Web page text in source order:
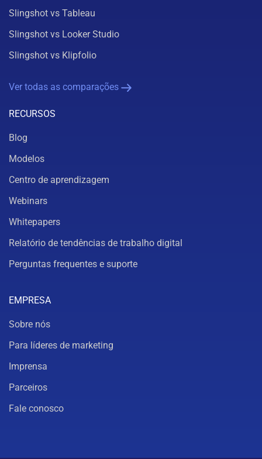
Slingshot vs Tableau
Slingshot vs Looker Studio
Slingshot vs Klipfolio
Ver todas as comparações
RECURSOS
Blog
Modelos
Centro de aprendizagem
Webinars
Whitepapers
Relatório de tendências de trabalho digital
Perguntas frequentes e suporte
EMPRESA
Sobre nós
Para líderes de marketing
Imprensa
Parceiros
Fale conosco